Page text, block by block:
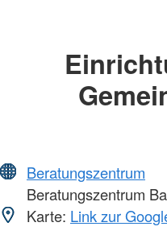
Beratungszentrum
Beratungszentrum
Karte: Link zur